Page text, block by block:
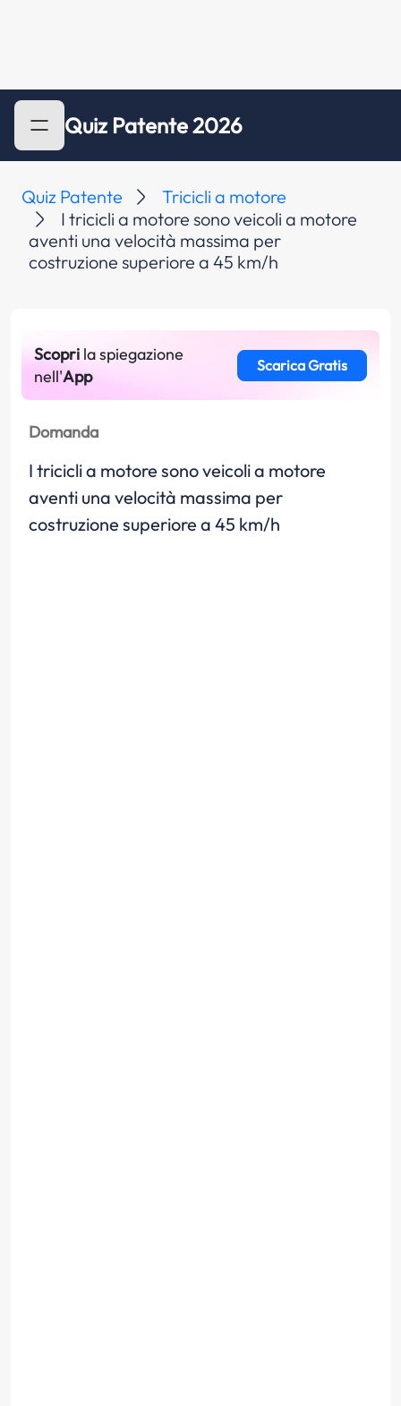
Quiz Patente 2026
Quiz Patente
Tricicli a motore
I tricicli a motore sono veicoli a motore
aventi una velocità massima per
costruzione superiore a 45 km/h
Scopri la spiegazione
nell'App
Scarica Gratis
Domanda
I tricicli a motore sono veicoli a motore
aventi una velocità massima per
costruzione superiore a 45 km/h